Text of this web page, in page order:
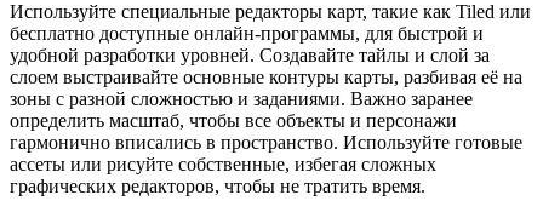
Используйте специальные редакторы карт, такие как Tiled или
бесплатно доступные онлайн-программы, для быстрой и
удобной разработки уровней. Создавайте тайлы и слой за
слоем выстраивайте основные контуры карты, разбивая её на
зоны с разной сложностью и заданиями. Важно заранее
определить масштаб, чтобы все объекты и персонажи
гармонично вписались в пространство. Используйте готовые
ассеты или рисуйте собственные, избегая сложных
графических редакторов, чтобы не тратить время.